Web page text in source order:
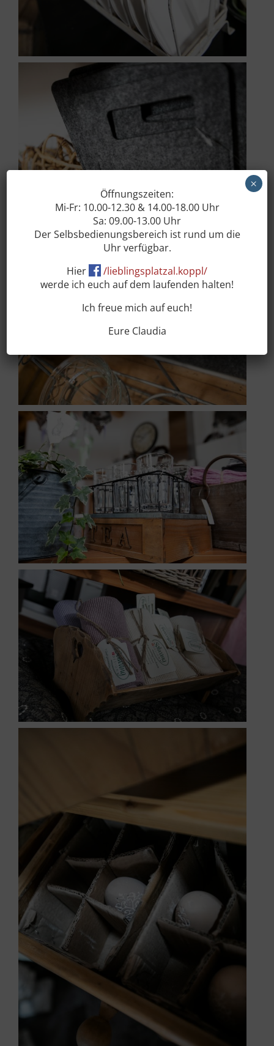
Öffnungszeiten:
Mi-Fr: 10.00-12.30 & 14.00-18.00 Uhr
Sa: 09.00-13.00 Uhr
Der Selbsbedienungsbereich ist rund um die
Uhr verfügbar.
Hier
/lieblingsplatzal.koppl/
werde ich euch auf dem laufenden halten!
Ich freue mich auf euch!
Eure Claudia
×